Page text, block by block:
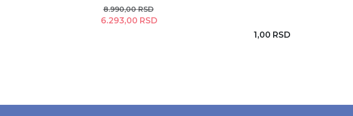
8.990,00 RSD
6.293,00 RSD
1,00 RSD